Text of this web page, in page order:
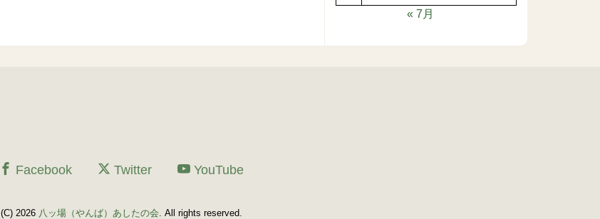
« 7月
Facebook Twitter YouTube
(C) 2026 八ッ場（やんば）あしたの会. All rights reserved.